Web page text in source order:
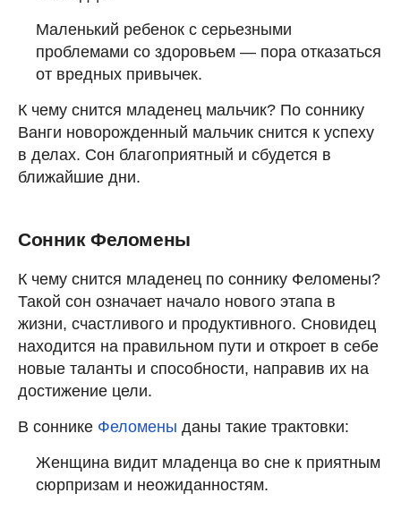
Маленький ребенок с серьезными
проблемами со здоровьем — пора отказаться
от вредных привычек.
К чему снится младенец мальчик? По соннику
Ванги новорожденный мальчик снится к успеху
в делах. Сон благоприятный и сбудется в
ближайшие дни.
Сонник Феломены
К чему снится младенец по соннику Феломены?
Такой сон означает начало нового этапа в
жизни, счастливого и продуктивного. Сновидец
находится на правильном пути и откроет в себе
новые таланты и способности, направив их на
достижение цели.
В соннике Феломены даны такие трактовки:
Женщина видит младенца во сне к приятным
сюрпризам и неожиданностям.